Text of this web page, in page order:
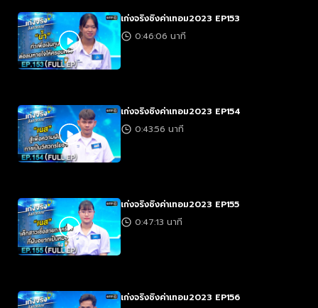
เก่งจริงชิงค่าเทอม2023 EP153
0:46:06 นาที
เก่งจริงชิงค่าเทอม2023 EP154
0:43:56 นาที
เก่งจริงชิงค่าเทอม2023 EP155
0:47:13 นาที
เก่งจริงชิงค่าเทอม2023 EP156